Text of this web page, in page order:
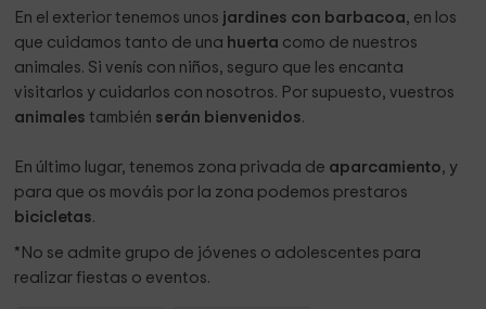
En el exterior tenemos unos jardines con barbacoa, en los
que cuidamos tanto de una huerta como de nuestros
animales. Si venís con niños, seguro que les encanta
visitarlos y cuidarlos con nosotros. Por supuesto, vuestros
animales también serán bienvenidos.
En último lugar, tenemos zona privada de aparcamiento, y
para que os mováis por la zona podemos prestaros
bicicletas.
*No se admite grupo de jóvenes o adolescentes para
realizar fiestas o eventos.